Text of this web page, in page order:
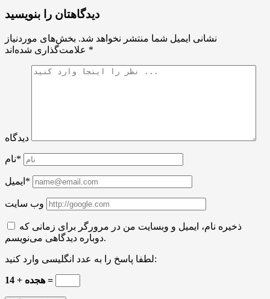
دیدگاهتان را بنویسید
نشانی ایمیل شما منتشر نخواهد شد. بخش‌های موردنیاز
*
دیدگاه
نام*
ایمیل*
وب سایت
ذخیره نام، ایمیل و وبسایت من در مرورگر برای زمانی که
دوباره دیدگاهی می‌نویسم.
لطفا پاسخ را به عدد انگلیسی وارد کنید:
14 + هجده =